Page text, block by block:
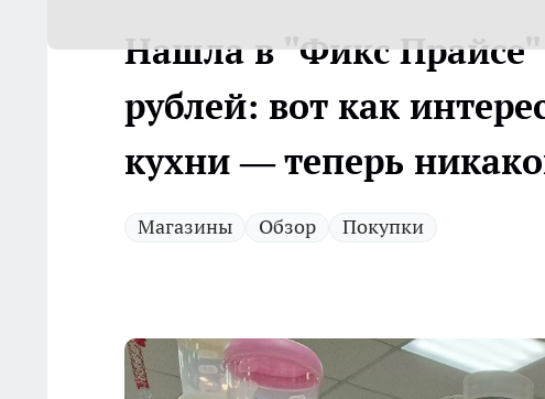
Нашла в "Фикс Прайсе"
рублей: вот как
кухни — теперь
Магазины Обзор Покупки